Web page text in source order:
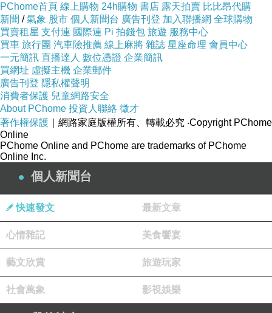
博客來網路書店網站網址
http://www.books.com.tw/exep/assp.php/vip--
af000027898
博客來,博客來網路書店,博客來網路書局,博客來
e-coupon
2013,博客來書店,1i6博客來網路書店,博客來網路
書店歡迎您,博客來書局,博客來售票網,博客來折
PChome首頁 線上購物 24h購物 書店 露天拍賣 比比昂代購
新聞 /氣象 股市 個人新聞台 廣告刊登 加入聯播網 全球購物
買賣租屋 支付連 國際連 Pi 拍錢包 旅遊 服務中心
買車 旅行團 汽車險推薦 線上麻將 雜誌 星座命理 會員中心
一元簡訊 直播達人 數位憑證 企業簡訊
買網址 虛擬主機 企業郵件
廣告刊登 隱私權聲明
消費者保護 兒童網路安全
About PChome 投資人聯絡 徵才
著作權保護 ｜網路家庭版權所有、轉載必究 ‧Copyright PChome
Online
PChome Online and PChome are trademarks of PChome
Online Inc.
個人新聞台
快速發文 最新文章
心情雜記 美食饗宴
藝文欣賞 旅遊玩家
社會萬象 影視娛樂